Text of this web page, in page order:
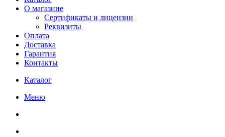
О магазине
Сертификаты и лицензии
Реквизиты
Оплата
Доставка
Гарантия
Контакты
Каталог
Меню